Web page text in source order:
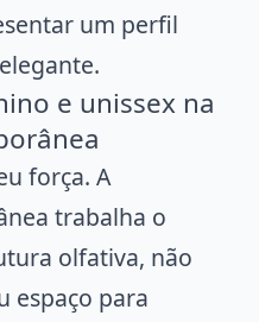
um perfil
e unissex na
força. A
trabalha o
olfativa, não
espaço para